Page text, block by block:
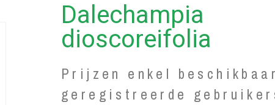
Dalechampia
dioscoreifolia
Prijzen enkel
geregistreerde